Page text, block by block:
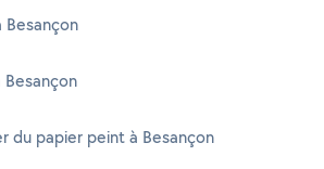
Besançon
Besançon
du papier peint à Besançon